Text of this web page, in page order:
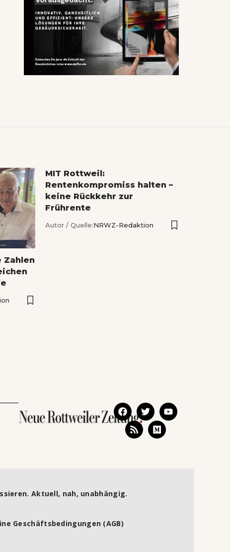
Zahlen
MIT Rottweil:
Rentenkompromiss halten –
keine Rückkehr zur
Frührente
Autor / Quelle:NRWZ-Redaktion
Aktuell, nah, unabhängig.
Geschäftsbedingungen (AGB)